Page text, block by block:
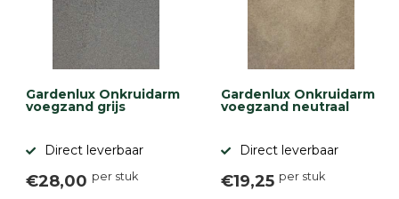
9.1
ervaringen
Gardenlux Onkruidarm
voegzand grijs
Direct leverbaar
€28,00 per stuk
Gardenlux Onkruidarm
voegzand neutraal
Direct leverbaar
€19,25 per stuk